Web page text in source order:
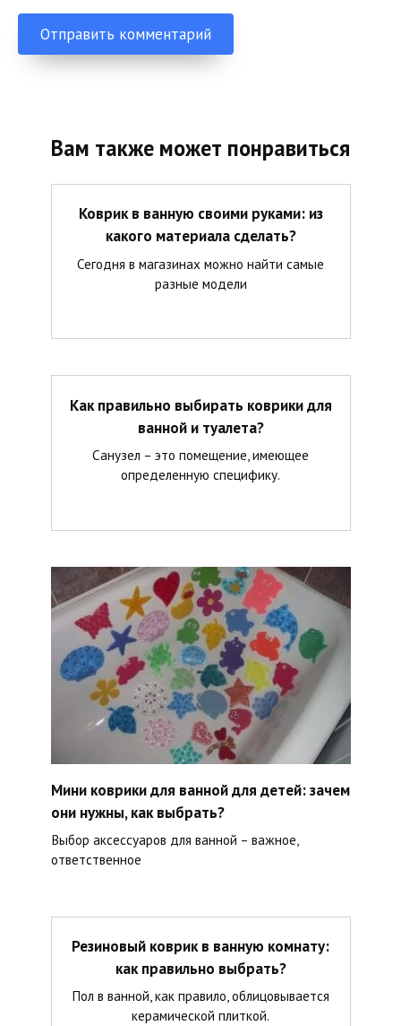
Вам также может понравиться
Коврик в ванную своими руками: из
какого материала сделать?
Сегодня в магазинах можно найти самые
разные модели
Как правильно выбирать коврики для
ванной и туалета?
Санузел – это помещение, имеющее
определенную специфику.
Мини коврики для ванной для детей: зачем
они нужны, как выбрать?
Выбор аксессуаров для ванной – важное,
ответственное
Резиновый коврик в ванную комнату:
как правильно выбрать?
Пол в ванной, как правило, облицовывается
керамической плиткой.